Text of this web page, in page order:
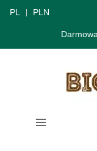
PL PLN
Menu